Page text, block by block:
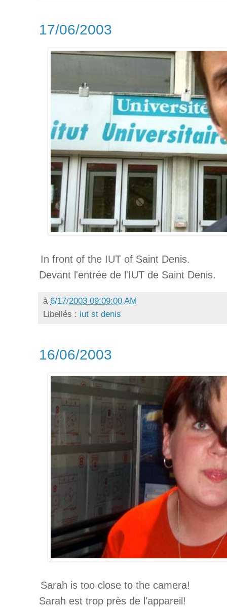
17/06/2003
In front of the IUT of Saint Denis.
Devant l'entrée de l'IUT de Saint Denis.
à 6/17/2003 09:09:00 AM
Libellés : iut st denis
16/06/2003
Sarah is too close to the camera!
Sarah est trop près de l'appareil!